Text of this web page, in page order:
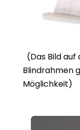
(Das Bild
Blindrahmen
Möglichkeit)